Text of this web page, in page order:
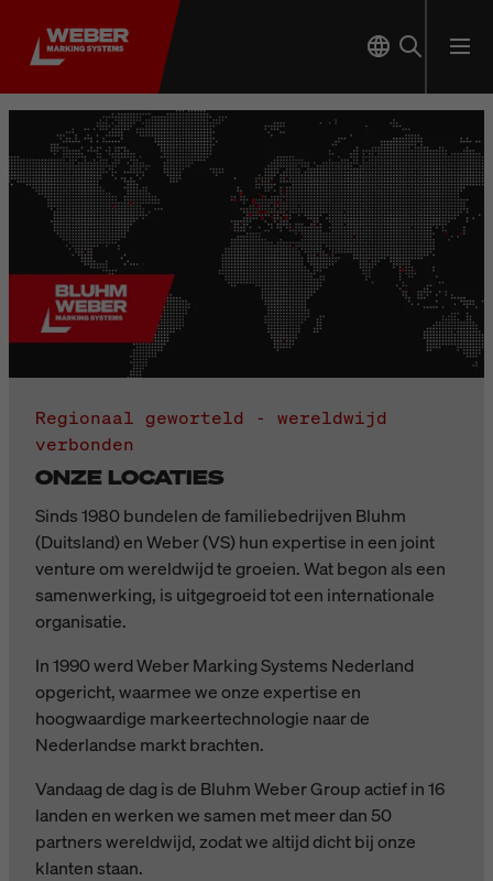
Regionaal geworteld - wereldwijd
verbonden
ONZE LOCATIES
Sinds 1980 bundelen de familiebedrijven Bluhm
(Duitsland) en Weber (VS) hun expertise in een joint
venture om wereldwijd te groeien. Wat begon als een
samenwerking, is uitgegroeid tot een internationale
organisatie.
In 1990 werd Weber Marking Systems Nederland
opgericht, waarmee we onze expertise en
hoogwaardige markeertechnologie naar de
Nederlandse markt brachten.
Vandaag de dag is de Bluhm Weber Group actief in 16
landen en werken we samen met meer dan 50
partners wereldwijd, zodat we altijd dicht bij onze
klanten staan.